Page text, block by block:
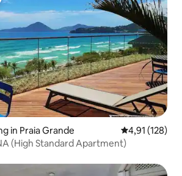
in Praia Grande
4,91 (128)
(High Standard Apartment)